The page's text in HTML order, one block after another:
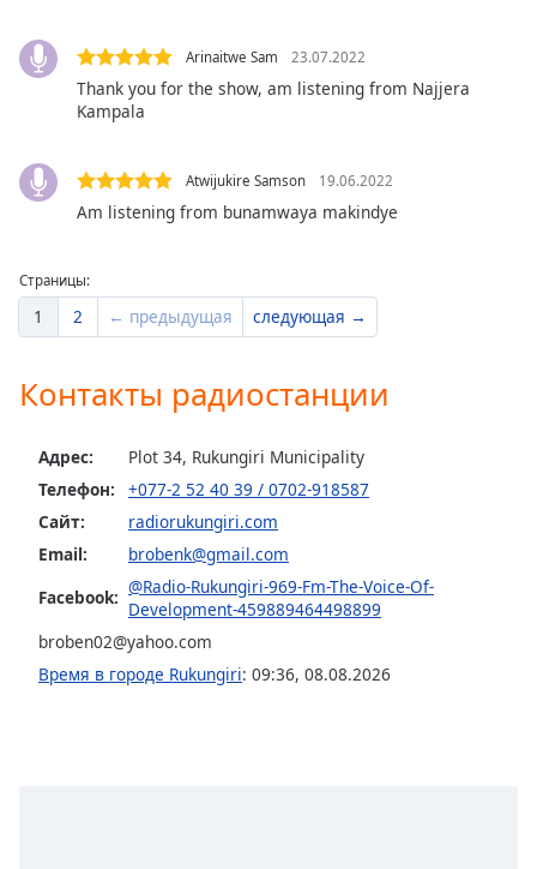
window.
Opacity
Background
Color
Opacity
Caption
Background
Color
Opacity
Font
Arinaitwe Sam 23.07.2022
Thank you for the show, am listening from Najjera
Kampala
Atwijukire Samson 19.06.2022
Am listening from bunamwaya makindye
Страницы:
1 2 ← предыдущая следующая →
Контакты радиостанции
Адрес:
Plot 34, Rukungiri Municipality
Телефон:
+077-2 52 40 39 / 0702-918587
Сайт:
radiorukungiri.com
Email:
brobenk@gmail.com
Facebook: @Radio-Rukungiri-969-Fm-The-Voice-Of-
Development-459889464498899
broben02@yahoo.com
Время в городе Rukungiri: 09:36, 08.08.2026